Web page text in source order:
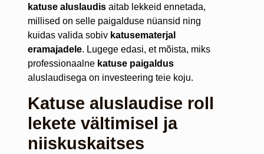
katuse aluslaudisaitab lekkeid ennetada,
millised on selle paigalduse nüansid ning
kuidas valida sobiv katusematerjal
eramajadele. Lugege edasi, et mõista, miks
professionaalne katuse paigaldus
aluslaudisega on investeering teie koju.
Katuse aluslaudise roll
lekete vältimisel ja
niiskuskaitses